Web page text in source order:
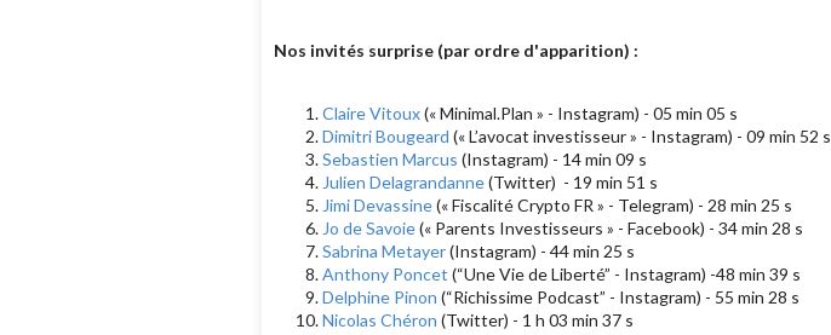
Nos invités surprise (par ordre d'apparition) :
Claire Vitoux(« Minimal.Plan » - Instagram) - 05 min 05 s
Dimitri Bougeard (« L’avocat investisseur » - Instagram) - 09 min 52 s
Sebastien Marcus (Instagram) - 14 min 09 s
Julien Delagrandanne(Twitter) - 19 min 51 s
Jimi Devassine(« Fiscalité Crypto FR » - Telegram) - 28 min 25 s
Jo de Savoie(« Parents Investisseurs » - Facebook) - 34 min 28 s
Sabrina Metayer(Instagram) - 44 min 25 s
Anthony Poncet (“Une Vie de Liberté” - Instagram) -48 min 39 s
Delphine Pinon (“Richissime Podcast” - Instagram) - 55 min 28 s
Nicolas Chéron (Twitter) - 1 h 03 min 37 s